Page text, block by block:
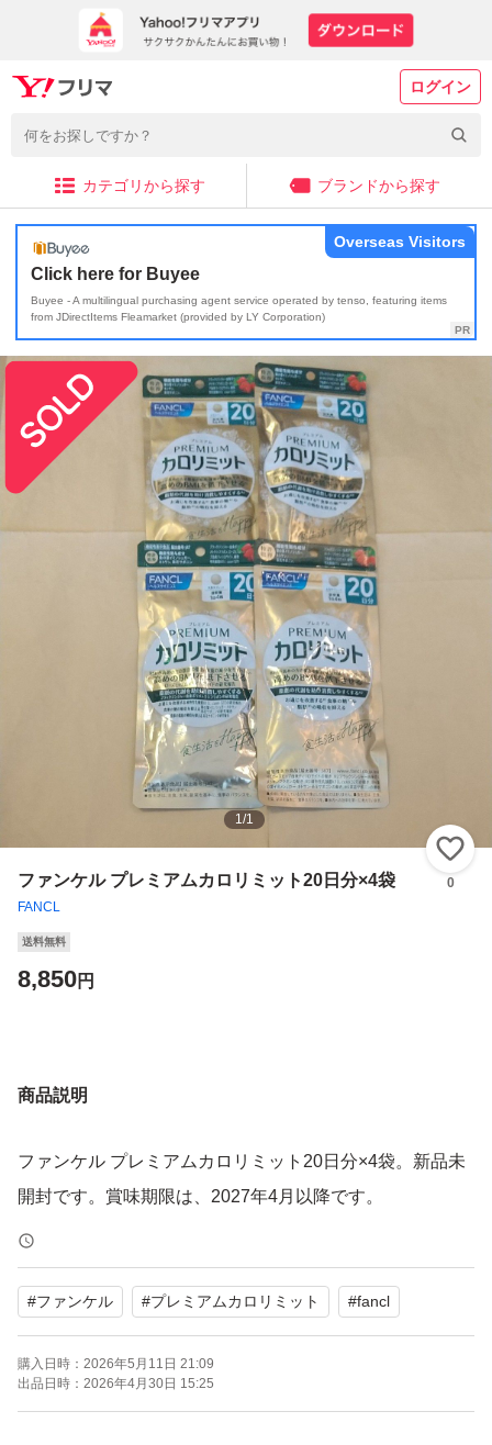
ログイン
カテゴリから探す ブランドから探す
Click here for Buyee
Buyee - A multilingual purchasing agent service operated by tenso, featuring items
from JDirectItems Fleamarket (provided by LY Corporation)
Overseas Visitors
1/1
ファンケル プレミアムカロリミット20日分×4袋
FANCL
0
送料無料
8,850円
商品説明
ファンケル プレミアムカロリミット20日分×4袋。新品未
開封です。賞味期限は、2027年4月以降です。
#ファンケル #プレミアムカロリミット #fancl
購入日時： 2026年5月11日 21:09
出品日時： 2026年4月30日 15:25